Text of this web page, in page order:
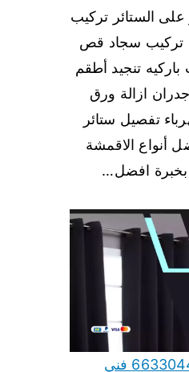
الستائر تركيب
تركيب سجاد قص
تنجيد أطقم
ازالة ورق
تفصيل ستائر
أنواع الاقمشة
بخبرة افضل…
تركيب ستائر الواحة 66330441 فني